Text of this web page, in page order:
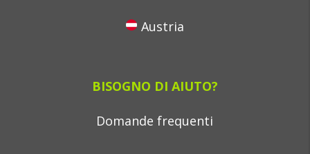
Austria
BISOGNO DI AIUTO?
Domande frequenti